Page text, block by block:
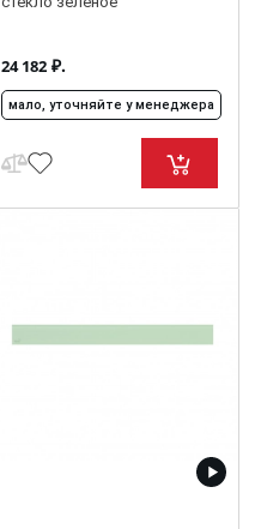
24 182 ₽.
мало, уточняйте у менеджера